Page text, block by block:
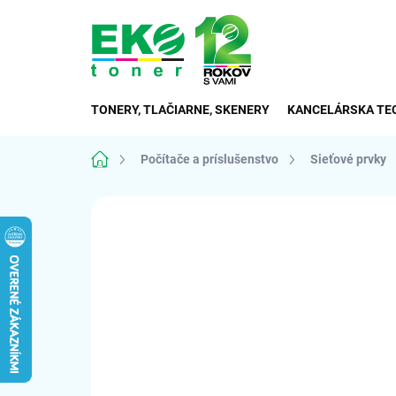
TONERY, TLAČIARNE, SKENERY KANCELÁRSKA
DomovPočítače a príslušenstvo Sieťové prvky